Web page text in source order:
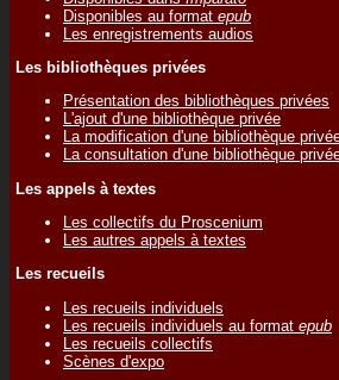
Disponibles au format epub
Les enregistrements audios
Les bibliothèques privées
Présentation des bibliothèques privées
L'ajout d'une bibliothèque privée
La modification d'une bibliothèque
La consultation d'une bibliothèque
Les appels à textes
Les collectifs du Proscenium
Les autres appels à textes
Les recueils
Les recueils individuels
Les recueils individuels au format epub
Les recueils collectifs
Scènes d'expo